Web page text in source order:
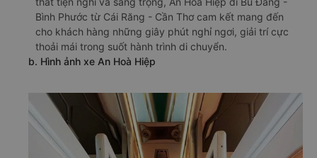
lòng của khách hàng. Vì thế luôn luôn lắng nghe và cải
tiến để mang đến cho hành khách những dịch vụ hoàn
hảo nhất. Với dàn xe chất lượng cao, được trang bị nội
thất tiện nghi và sang trọng, An Hoà Hiệp đi Bù Đăng -
Bình Phước từ Cái Răng - Cần Thơ cam kết mang đến
thoải mái trong suốt hành trình di chuyển.
b. Hình ảnh xe An Hoà Hiệp